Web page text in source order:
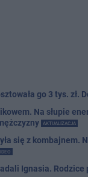
go 3 tys. zł.
Na słupie
AKTUALIZACJA
się z kombajnem.
Ignasia.